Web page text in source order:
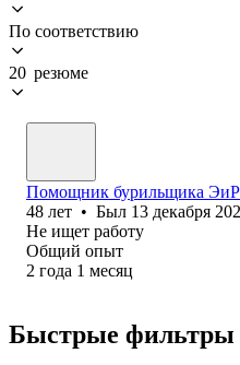
По соответствию
20 резюме
Помощник бурильщика
48 лет • Был 13 декабря
Не ищет работу
Общий опыт
2 года 1 месяц
Быстрые фильтры